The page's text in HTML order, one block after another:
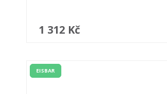
1 312 Kč
EISBAR